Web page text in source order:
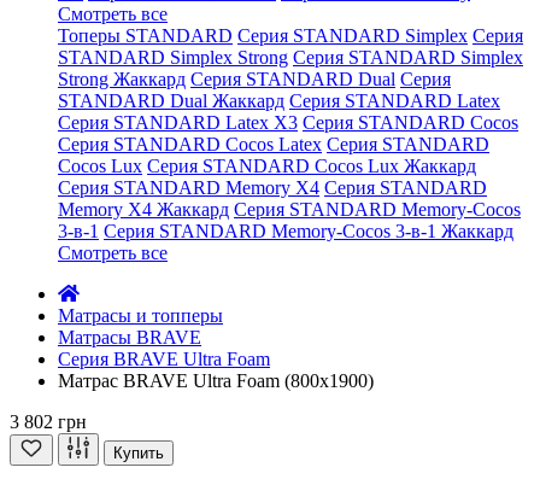
Смотреть все
Топеры STANDARD Серия STANDARD Simplex Серия
STANDARD Simplex Strong Серия STANDARD Simplex
Strong Жаккард Серия STANDARD Dual Серия
STANDARD Dual Жаккард Серия STANDARD Latex
Серия STANDARD Latex X3 Серия STANDARD Cocos
Серия STANDARD Cocos Latex Серия STANDARD
Cocos Lux Серия STANDARD Cocos Lux Жаккард
Серия STANDARD Memory X4 Серия STANDARD
Memory X4 Жаккард Серия STANDARD Memory-Cocos
3-в-1 Серия STANDARD Memory-Cocos 3-в-1 Жаккард
Смотреть все
Матрасы и топперы
Матрасы BRAVE
Серия BRAVE Ultra Foam
Матрас BRAVE Ultra Foam (800x1900)
3 802 грн
Купить